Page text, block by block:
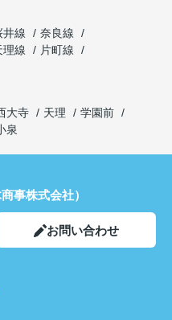
井線
奈良線
理線
片町線
大寺 天理
学園前
泉
事株式会社）
お問い合わせ